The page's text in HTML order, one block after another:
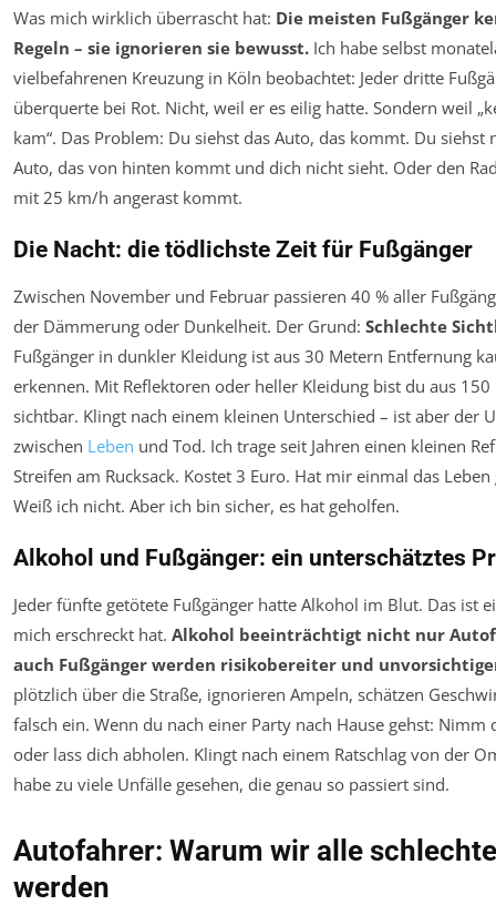
Was mich wirklich überrascht hat: Die meisten Fußgänger
Regeln – sie ignorieren sie bewusst. Ich habe selbst
vielbefahrenen Kreuzung in Köln beobachtet: Jeder dritte
überquerte bei Rot. Nicht, weil er es eilig hatte. Sondern weil
kam“. Das Problem: Du siehst das Auto, das kommt. Du siehst
Auto, das von hinten kommt und dich nicht sieht. Oder den
mit 25 km/h angerast kommt.
Die Nacht: die tödlichste Zeit für Fußgänger
Zwischen November und Februar passieren 40 % aller
der Dämmerung oder Dunkelheit. Der Grund: Schlechte
Fußgänger in dunkler Kleidung ist aus 30 Metern Entfernung
erkennen. Mit Reflektoren oder heller Kleidung bist du aus 150
sichtbar. Klingt nach einem kleinen Unterschied – ist aber der
zwischen Leben und Tod. Ich trage seit Jahren einen kleinen
Streifen am Rucksack. Kostet 3 Euro. Hat mir einmal das Leben
Weiß ich nicht. Aber ich bin sicher, es hat geholfen.
Alkohol und Fußgänger: ein unterschätztes
Jeder fünfte getötete Fußgänger hatte Alkohol im Blut. Das ist
mich erschreckt hat. Alkohol beeinträchtigt nicht nur
auch Fußgänger werden risikobereiter und
plötzlich über die Straße, ignorieren Ampeln, schätzen
falsch ein. Wenn du nach einer Party nach Hause gehst: Nimm
oder lass dich abholen. Klingt nach einem Ratschlag von der
habe zu viele Unfälle gesehen, die genau so passiert sind.
Autofahrer: Warum wir alle
werden